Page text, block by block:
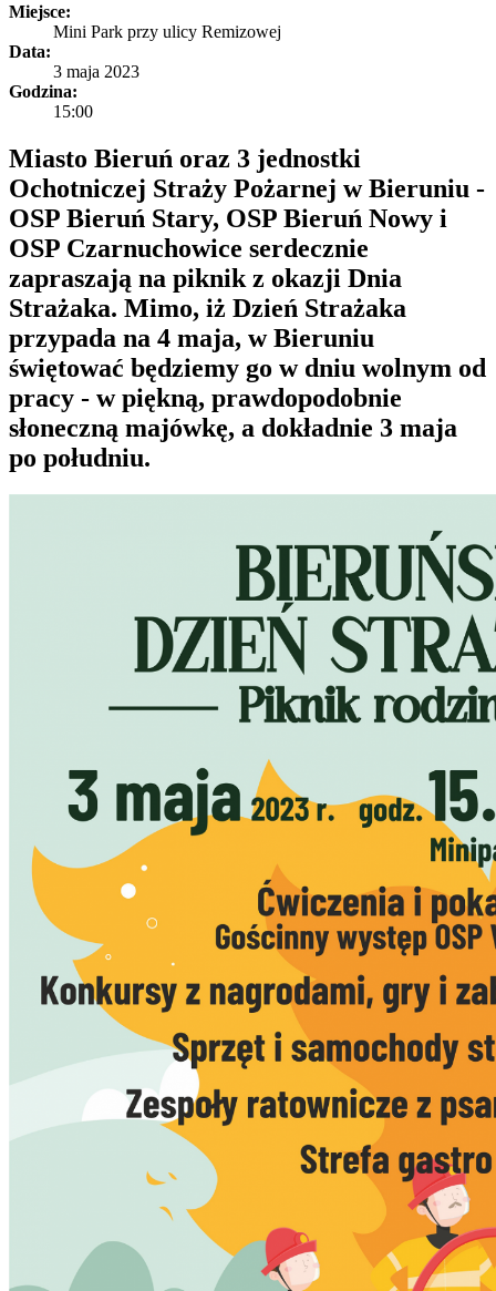
Miejsce:
Mini Park przy ulicy Remizowej
Data:
3 maja 2023
Godzina:
15:00
Miasto Bieruń oraz 3 jednostki
Ochotniczej Straży Pożarnej w Bieruniu -
OSP Bieruń Stary, OSP Bieruń Nowy i
OSP Czarnuchowice serdecznie
zapraszają na piknik z okazji Dnia
Strażaka. Mimo, iż Dzień Strażaka
przypada na 4 maja, w Bieruniu
świętować będziemy go w dniu wolnym od
pracy - w piękną, prawdopodobnie
słoneczną majówkę, a dokładnie 3 maja
po południu.